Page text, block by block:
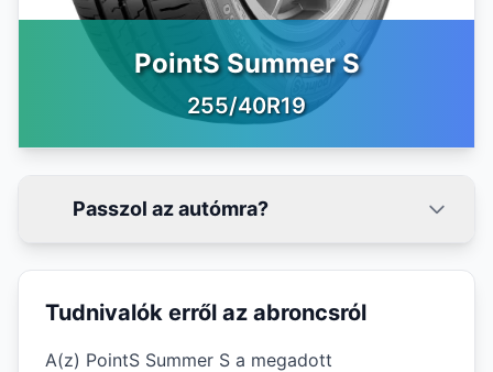
PointS Summer S
255/40R19
Passzol az autómra?
Tudnivalók erről az abroncsról
A(z) PointS Summer S a megadott